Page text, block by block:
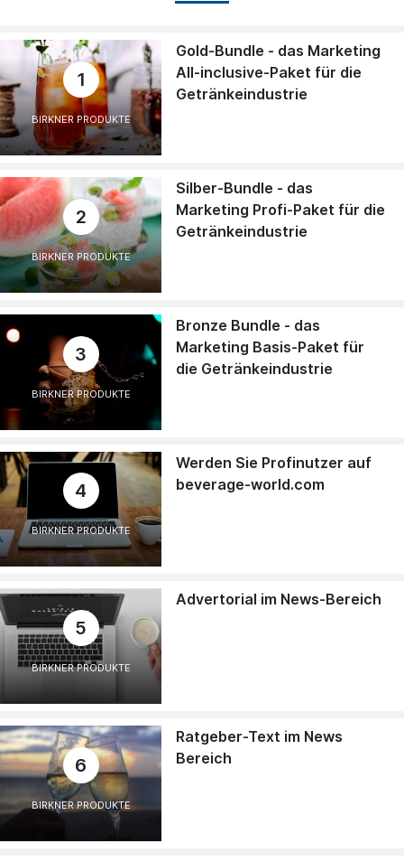
1
BIRKNER PRODUKTE
Gold-Bundle - das Marketing
All-inclusive-Paket für die
Getränkeindustrie
2
BIRKNER PRODUKTE
Silber-Bundle - das
Marketing Profi-Paket für die
Getränkeindustrie
3
BIRKNER PRODUKTE
Bronze Bundle - das
Marketing Basis-Paket für
die Getränkeindustrie
4
BIRKNER PRODUKTE
Werden Sie Profinutzer auf
beverage-world.com
5
BIRKNER PRODUKTE
Advertorial im News-Bereich
6
BIRKNER PRODUKTE
Ratgeber-Text im News
Bereich